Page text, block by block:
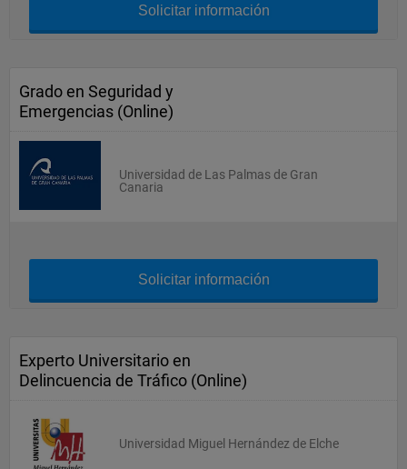
Solicitar información
Grado en Seguridad y
Emergencias (Online)
Universidad de Las Palmas de Gran
Canaria
Solicitar información
Experto Universitario en
Delincuencia de Tráfico (Online)
Universidad Miguel Hernández de Elche